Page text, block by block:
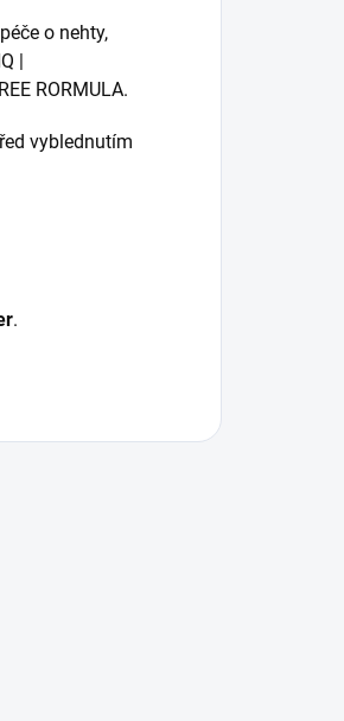
o nehty,
|
RORMULA.
vyblednutím
.